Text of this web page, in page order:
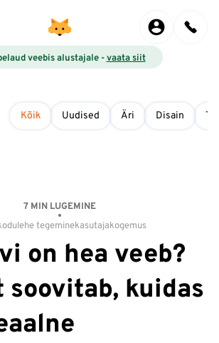
veebis alustajale -vaata siit
Kõik Uudised Äri Disain
7 MIN LUGEMINE
tegeminekasutajakogemus
on hea veeb?
soovitab, kuidas